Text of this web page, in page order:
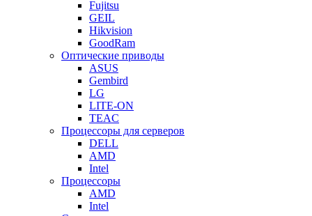
Fujitsu
GEIL
Hikvision
GoodRam
Оптические приводы
ASUS
Gembird
LG
LITE-ON
TEAC
Процессоры для серверов
DELL
AMD
Intel
Процессоры
AMD
Intel